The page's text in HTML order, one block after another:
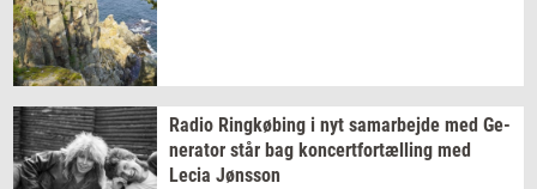
Radio Ring­kø­bing i nyt sam­ar­bej­de med Ge­
ne­ra­tor står bag kon­cert­for­tæl­ling med
Lecia Jøns­son